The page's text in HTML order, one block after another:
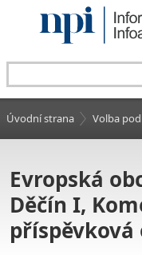
Úvodní strana Volba
Evropská
Děčín I,
příspěvková